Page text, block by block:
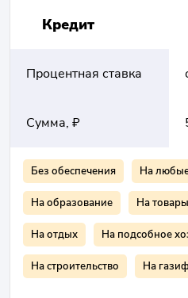
Кредит
Процентная ставка
Сумма, ₽
Без обеспечения На
На образование На товары
На отдых На подсобное
На строительство На